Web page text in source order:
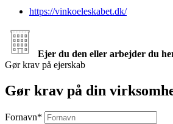
https://vinkoeleskabet.dk/
Ejer du den eller arbejder du
Gør krav på ejerskab
Gør krav på din
Fornavn*